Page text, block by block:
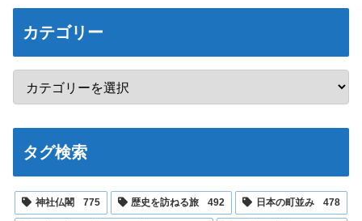
カテゴリー
タグ検索
神社仏閣 775 歴史を訪ねる旅 492 日本の町並み 478